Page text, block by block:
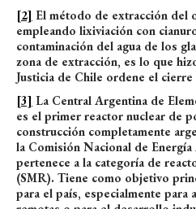
[2] El método de extracción del
empleando lixiviación con
contaminación del agua de los
zona de extracción, es lo que
Justicia de Chile ordene el cierre
[3] La Central Argentina de
es el primer reactor nuclear de
construcción completamente
la Comisión Nacional de
pertenece a la categoría de
(SMR). Tiene como objetivo
para el país, especialmente para